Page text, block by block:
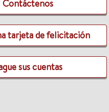
Contáctenos
tarjeta de felicitación
sus cuentas